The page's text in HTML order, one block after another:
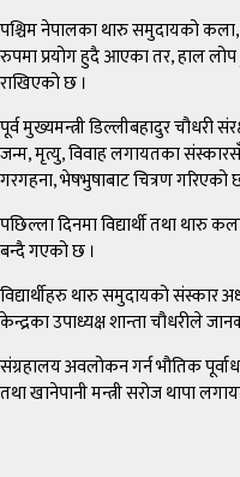
पश्चिम नेपालका थारु समुदायको
रुपमा प्रयोग हुदै आएका तर, हाल
राखिएको छ ।
पूर्व मुख्यमन्त्री डिल्लीबहादुर चौधरी
जन्म, मृत्यु, विवाह लगायतका
गरगहना, भेषभुषाबाट चित्रण गरिएको
पछिल्ला दिनमा विद्यार्थी तथा
बन्दै गएको छ ।
विद्यार्थीहरु थारु समुदायको
केन्द्रका उपाध्यक्ष शान्ता चौधरीले
संग्रहालय अवलोकन गर्न भौतिक
तथा खानेपानी मन्त्री सरोज थापा